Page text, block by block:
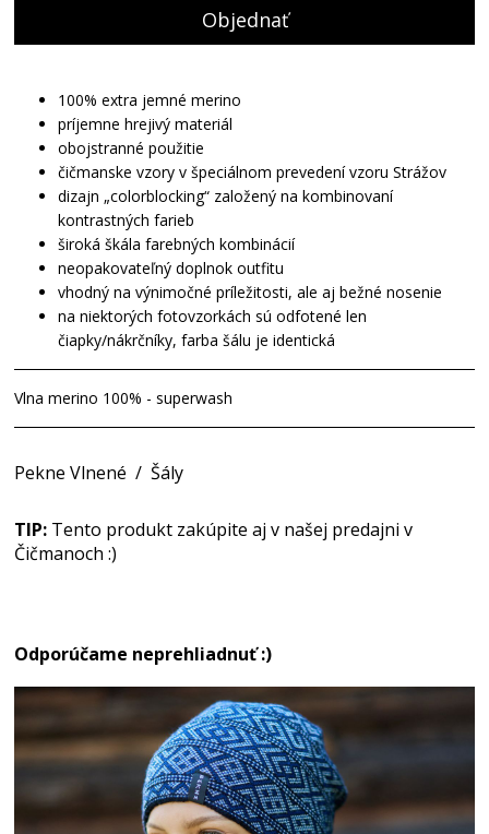
Objednať
100% extra jemné merino
príjemne hrejivý materiál
obojstranné použitie
čičmanske vzory v špeciálnom prevedení vzoru Strážov
dizajn „colorblocking“ založený na kombinovaní
kontrastných farieb
široká škála farebných kombinácií
neopakovateľný doplnok outfitu
vhodný na výnimočné príležitosti, ale aj bežné nosenie
na niektorých fotovzorkách sú odfotené len
čiapky/nákrčníky, farba šálu je identická
Vlna merino 100% - superwash
Pekne Vlnené /Šály
TIP: Tento produkt zakúpite aj v našej predajni v
Čičmanoch :)
Odporúčame neprehliadnuť :)